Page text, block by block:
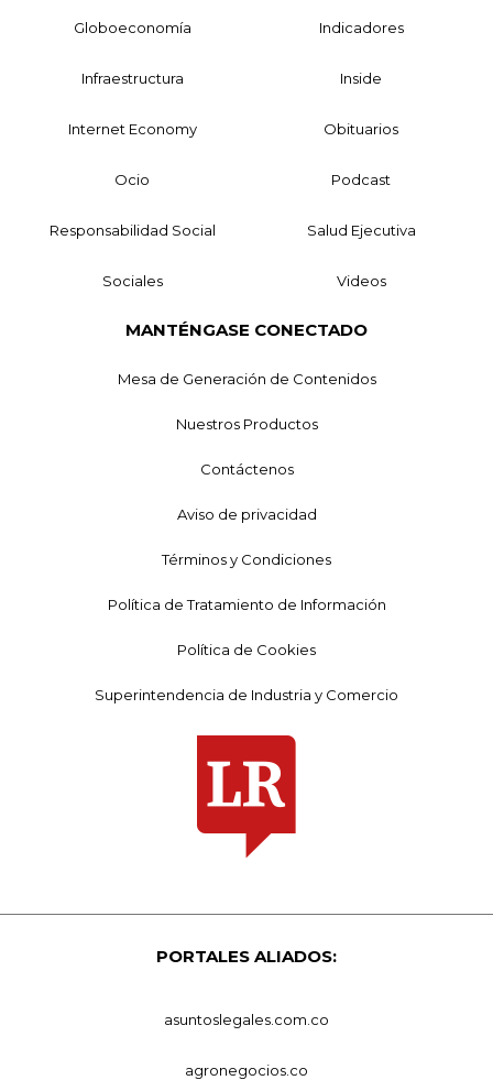
Globoeconomía Indicadores
Infraestructura Inside
Internet Economy Obituarios
Ocio Podcast
Responsabilidad Social Salud Ejecutiva
Sociales Videos
MANTÉNGASE CONECTADO
Mesa de Generación de Contenidos
Nuestros Productos
Contáctenos
Aviso de privacidad
Términos y Condiciones
Política de Tratamiento de Información
Política de Cookies
Superintendencia de Industria y Comercio
PORTALES ALIADOS:
asuntoslegales.com.co
agronegocios.co